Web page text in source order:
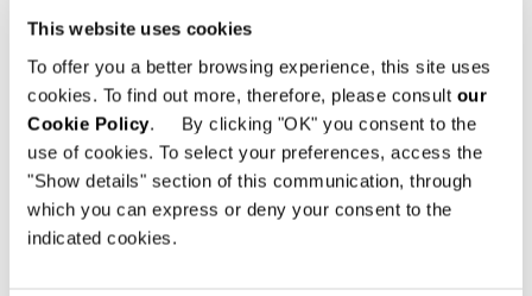
This website uses cookies
To offer you a better browsing experience, this site uses
cookies. To find out more, therefore, please consult our
Cookie Policy. By clicking "OK" you consent to the
use of cookies. To select your preferences, access the
"Show details" section of this communication, through
which you can express or deny your consent to the
indicated cookies.
っと見る